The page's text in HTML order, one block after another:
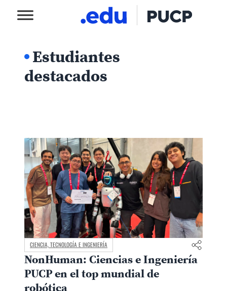
Estudiantes
destacados
CIENCIA, TECNOLOGÍA E INGENIERÍA
NonHuman: Ciencias e Ingeniería
PUCP en el top mundial de
robótica